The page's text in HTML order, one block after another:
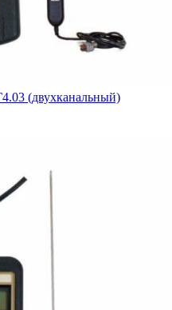
(двухканальный)